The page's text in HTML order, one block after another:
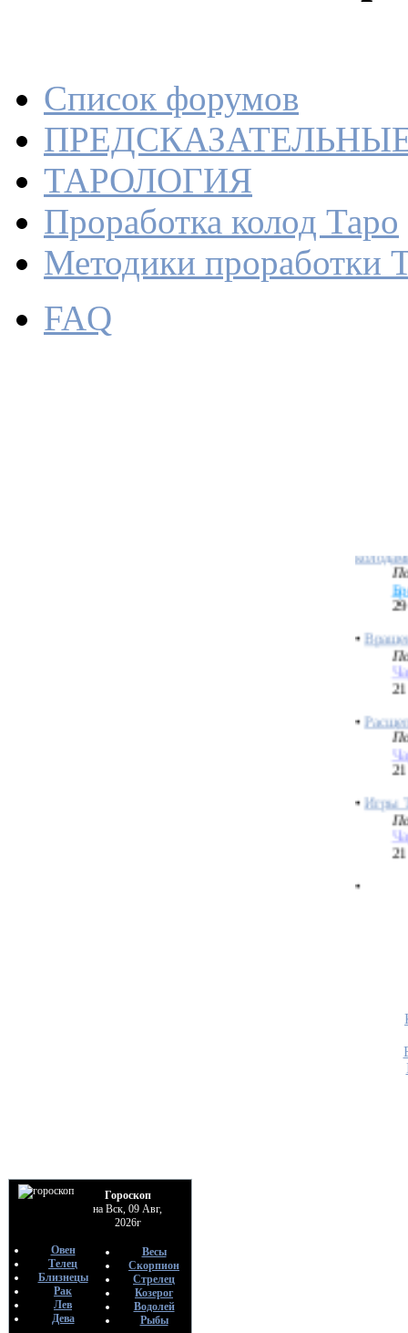
Список форумов
ТАРОЛОГИЯ
Проработка колод Таро
Методики проработки
FAQ
Игры
Гороскоп
на Вск, 09 Авг,
2026г
Овен
Телец
Близнецы
Рак
Лев
Дева
Весы
Скорпион
Стрелец
Козерог
Водолей
Рыбы